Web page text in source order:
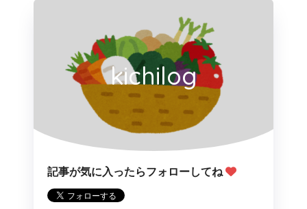
kichilog
記事が気に入ったらフォローしてね